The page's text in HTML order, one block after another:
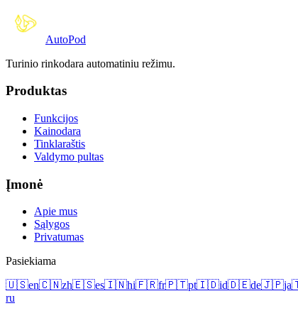
AutoPod
Turinio rinkodara automatiniu režimu.
Produktas
Funkcijos
Kainodara
Tinklaraštis
Valdymo pultas
Įmonė
Apie mus
Sąlygos
Privatumas
Pasiekiama
🇺🇸en🇨🇳zh🇪🇸es🇮🇳hi🇫🇷fr🇵🇹pt🇮🇩id🇩🇪de🇯🇵ja
ru